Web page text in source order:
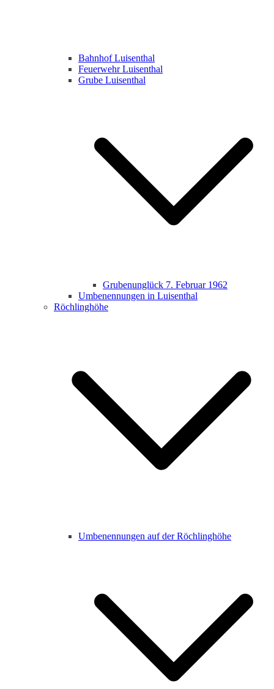
Bahnhof Luisenthal
Feuerwehr Luisenthal
Grube Luisenthal
Grubenunglück 7. Februar 1962
Umbenennungen in Luisenthal
Röchlinghöhe
Umbenennungen auf der Röchlinghöhe